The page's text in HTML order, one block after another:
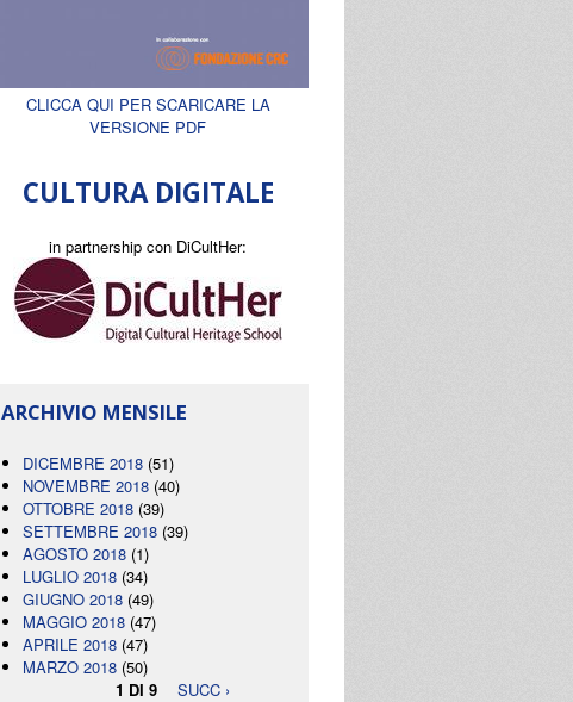
CLICCA QUI PER SCARICARE LA
VERSIONE PDF
CULTURA DIGITALE
in partnership con DiCultHer:
ARCHIVIO MENSILE
DICEMBRE 2018 (51)
NOVEMBRE 2018 (40)
OTTOBRE 2018 (39)
SETTEMBRE 2018 (39)
AGOSTO 2018 (1)
LUGLIO 2018 (34)
GIUGNO 2018 (49)
MAGGIO 2018 (47)
APRILE 2018 (47)
MARZO 2018 (50)
1 DI 9
SUCC ›